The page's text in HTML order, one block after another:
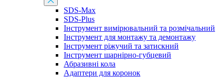
SDS-Max
SDS-Plus
Інструмент вимірювальний та розмічальний
Інструмент для монтажу та демонтажу
Інструмент ріжучий та затискний
Інструмент шарнірно-губцевий
Абразивні кола
Адаптери для коронок